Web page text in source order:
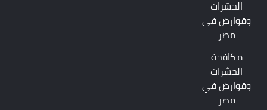
مكافحة
الحشرات
وقوارض في
مصر